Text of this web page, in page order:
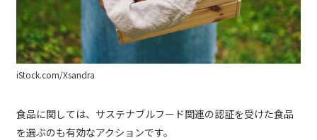
iStock.com/Xsandra
食品に関しては、サステナブルフード関連の認証を受けた食品
を選ぶのも有効なアクションです。